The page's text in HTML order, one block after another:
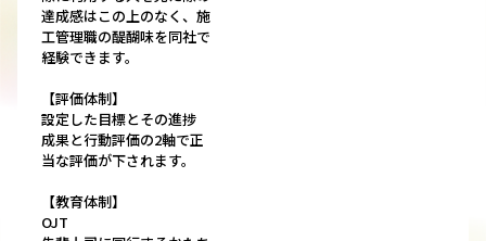
達成感はこの上のなく、施
工管理職の醍醐味を同社で
経験できます。
【評価体制】
設定した目標とその進捗
成果と行動評価の2軸で正
当な評価が下されます。
【教育体制】
OJT